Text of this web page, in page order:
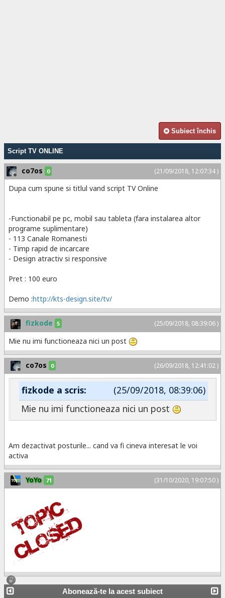
Subiect închis
Script TV ONLINE
(21/09/2018, 12:07:34 )
co7os 0
Dupa cum spune si titlul vand script TV Online
-Functionabil pe pc, mobil sau tableta (fara instalarea altor
programe suplimentare)
- 113 Canale Romanesti
- Timp rapid de incarcare
- Design atractiv si responsive
Pret : 100 euro
Demo :http://kts-design.site/tv/
(25/09/2018, 08:39:06 )
fizkode 5
Mie nu imi functioneaza nici un post
(26/09/2018, 12:41:02 )
co7os 0
(25/09/2018, 08:39:06)
fizkode a scris:
Mie nu imi functioneaza nici un post
Am dezactivat posturile... cand va fi cineva interesat le voi
activa
(31/10/2020, 19:07:50 )
YoYo 71
Abonează-te la acest subiect